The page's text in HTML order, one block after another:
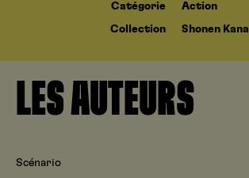
Catégorie Action
Collection Shonen Kana
LES AUTEURS
Scénario